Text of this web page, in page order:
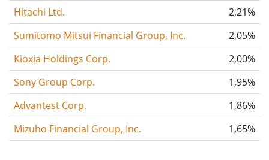
Hitachi Ltd.
2,21%
Sumitomo Mitsui Financial Group, Inc.
2,05%
Kioxia Holdings Corp.
2,00%
Sony Group Corp.
1,95%
Advantest Corp.
1,86%
Mizuho Financial Group, Inc.
1,65%